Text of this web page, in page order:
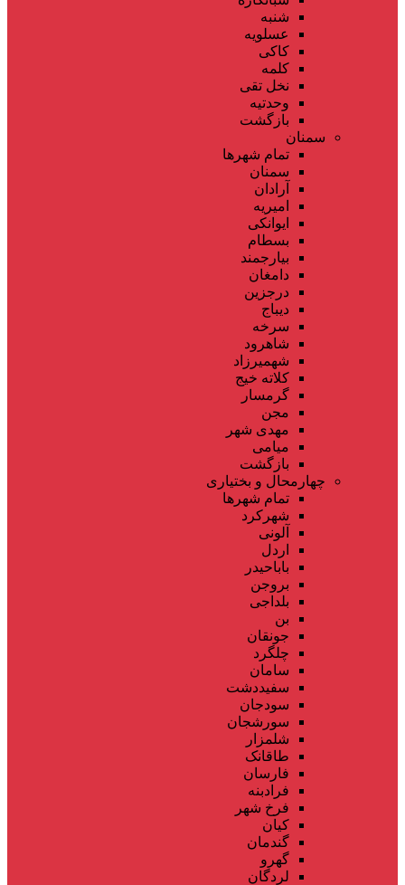
شنبه
عسلویه
کاکی
کلمه
نخل تقی
وحدتیه
بازگشت
سمنان
تمام شهر‌ها
سمنان
آرادان
امیریه
ایوانکی
بسطام
بیارجمند
دامغان
درجزین
دیباج
سرخه
شاهرود
شهمیرزاد
کلاته خیج
گرمسار
مجن
مهدی شهر
میامی
بازگشت
چهارمحال و بختیاری
تمام شهر‌ها
شهرکرد
آلونی
اردل
باباحیدر
بروجن
بلداجی
بن
جونقان
چلگرد
سامان
سفیددشت
سودجان
سورشجان
شلمزار
طاقانک
فارسان
فرادبنه
فرخ شهر
کیان
گندمان
گهرو
لردگان